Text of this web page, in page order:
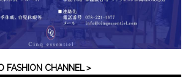
FASHION CHANNEL＞